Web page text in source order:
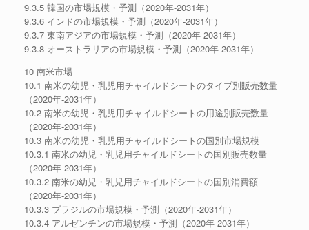
9.3.5 韓国の市場規模・予測（2020年-2031年）
9.3.6 インドの市場規模・予測（2020年-2031年）
9.3.7 東南アジアの市場規模・予測（2020年-2031年）
9.3.8 オーストラリアの市場規模・予測（2020年-2031年）
10 南米市場
10.1 南米の幼児・乳児用チャイルドシートのタイプ別販売数量
（2020年-2031年）
10.2 南米の幼児・乳児用チャイルドシートの用途別販売数量
（2020年-2031年）
10.3 南米の幼児・乳児用チャイルドシートの国別市場規模
10.3.1 南米の幼児・乳児用チャイルドシートの国別販売数量
（2020年-2031年）
10.3.2 南米の幼児・乳児用チャイルドシートの国別消費額
（2020年-2031年）
10.3.3 ブラジルの市場規模・予測（2020年-2031年）
10.3.4 アルゼンチンの市場規模・予測（2020年-2031年）